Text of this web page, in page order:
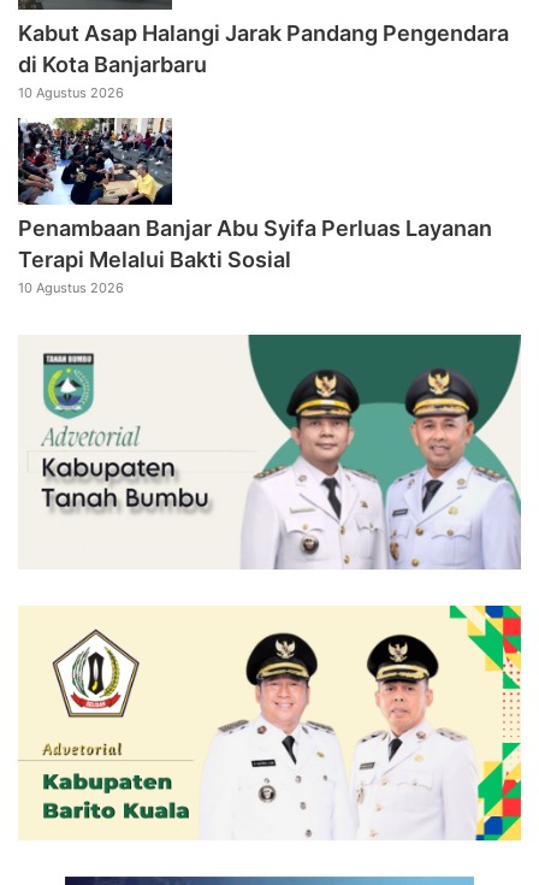
Kabut Asap Halangi Jarak Pandang Pengendara
di Kota Banjarbaru
10 Agustus 2026
Penambaan Banjar Abu Syifa Perluas Layanan
Terapi Melalui Bakti Sosial
10 Agustus 2026